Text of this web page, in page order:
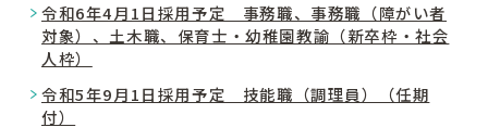
令和6年4月1日採用予定 事務職、事務職（障がい者
対象）、土木職、保育士・幼稚園教諭（新卒枠・社会
人枠）
令和5年9月1日採用予定 技能職（調理員）（任期
付）